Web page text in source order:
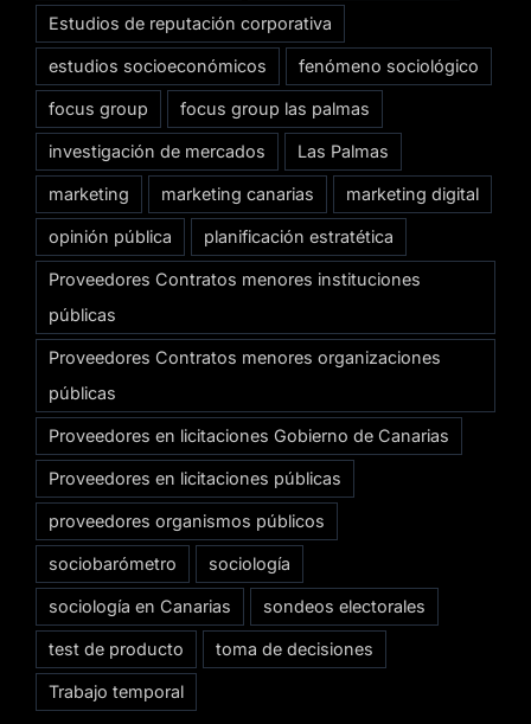
Estudios de reputación corporativa
estudios socioeconómicos fenómeno sociológico
focus group focus group las palmas
investigación de mercados Las Palmas
marketing marketing canarias marketing digital
opinión pública planificación estratética
Proveedores Contratos menores instituciones
públicas
Proveedores Contratos menores organizaciones
públicas
Proveedores en licitaciones Gobierno de Canarias
Proveedores en licitaciones públicas
proveedores organismos públicos
sociobarómetro sociología
sociología en Canarias sondeos electorales
test de producto toma de decisiones
Trabajo temporal